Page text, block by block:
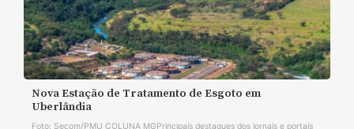
Nova Estação de Tratamento de Esgoto em
Uberlândia
Foto: Secom/PMU COLUNA MGPrincipais destaques dos jornais e portais